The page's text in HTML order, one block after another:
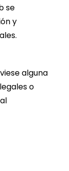
se
y
alguna
o